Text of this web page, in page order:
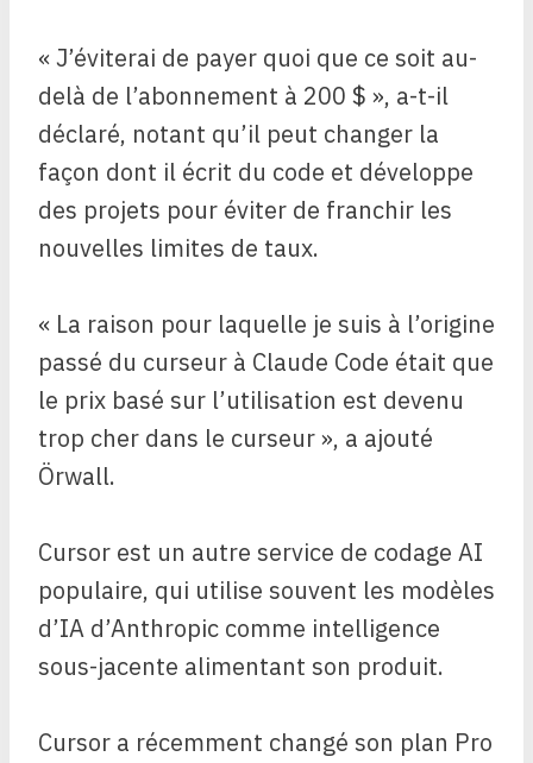
« J’éviterai de payer quoi que ce soit au-
delà de l’abonnement à 200 $ », a-t-il
déclaré, notant qu’il peut changer la
façon dont il écrit du code et développe
des projets pour éviter de franchir les
nouvelles limites de taux.
« La raison pour laquelle je suis à l’origine
passé du curseur à Claude Code était que
le prix basé sur l’utilisation est devenu
trop cher dans le curseur », a ajouté
Örwall.
Cursor est un autre service de codage AI
populaire, qui utilise souvent les modèles
d’IA d’Anthropic comme intelligence
sous-jacente alimentant son produit.
Cursor a récemment changé son plan Pro